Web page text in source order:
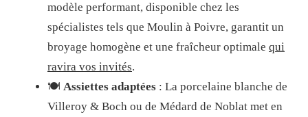
modèle performant, disponible chez les
spécialistes tels que Moulin à Poivre, garantit un
broyage homogène et une fraîcheur optimale qui
ravira vos invités.
🍽️ Assiettes adaptées : La porcelaine blanche de
Villeroy & Boch ou de Médard de Noblat met en